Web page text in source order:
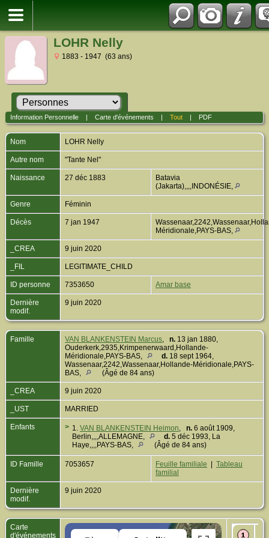
LOHR Nelly
1883 - 1947 (63 ans)
Information Personnelle| Carte d'événements Tout| PDF
Nom LOHR Nelly
Autre nom "Tante Nel"
Naissance 27 déc 1883
Batavia
(Jakarta),,,,INDONÉSIE,
Genre Féminin
Décès 7 jan 1947
Méridionale,PAYS-BAS,
_CREA 9 juin 2020
_FIL LEGITIMATE_CHILD
ID personne 7353650 Amar base
Dernière
modif.
9 juin 2020
Famille VAN BLANKENSTEIN Marcus, n. 13 jan 1880,
Ouderkerk,2935,Krimpenerwaard,Hollande-
Méridionale,PAYS-BAS,
d. 18 sept 1964,
Wassenaar,2242,Wassenaar,Hollande-Méridionale,PAYS-
BAS,
(Âgé de 84 ans)
_CREA 9 juin 2020
_UST MARRIED
Enfants > 1. VAN BLANKENSTEIN Heimon, n. 6 août 1909,
Berlin,,,,ALLEMAGNE,
d. 5 déc 1993, La
Haye,,,,PAYS-BAS,
(Âgé de 84 ans)
ID Famille 7053657 Feuille familiale
Tableau
familial
Dernière
modif.
9 juin 2020
Carte
d'événements